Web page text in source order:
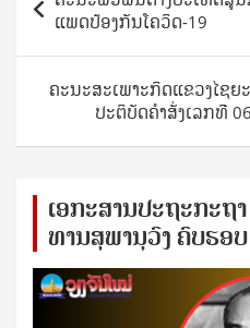
navigation
ແພດປ້ອງກັນໂຄວິດ-19​
ຄະນະສະເພາະກິດແຂວງໄຊ
ປະຕິບັດຄໍາສັ່ງເລກທີ
ເອ​ກະ​ສານ​ປະ​ຖະ​ກະ​ຖ​
ທານ​ສຸ​ພາ​ນຸ​ວົງ ຄົບ​ຮອບ